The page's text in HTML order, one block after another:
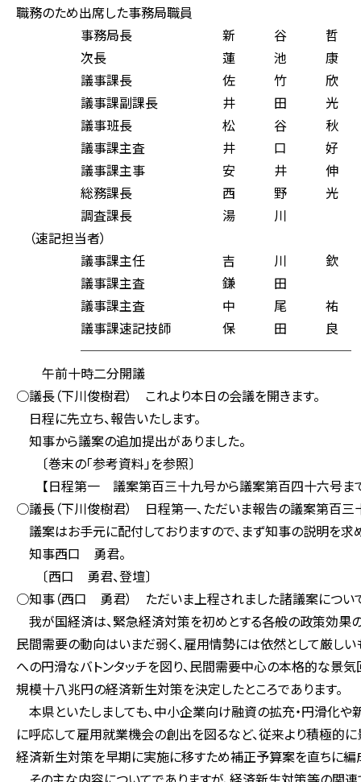
職務のため出席した事務局職員
事務局長 新 谷 哲
次長 蓮 池 康
議事課長 佐 竹 欣
議事課副課長 井 田 光
議事班長 松 谷 秋
議事課主査 井 口 好
議事課主事 安 井 伸
総務課長 西 野 光
調査課長 湯 川
（速記担当者）
議事課主任 吉 川 欽
議事課主査 鎌 田
議事課主査 中 尾 祐
議事課速記技師 保 田 良
─────────────────────
午前十時二分開議
○議長（下川俊樹君） これより本日の会議を開きます。
日程に先立ち、報告いたします。
知事から議案の追加提出がありました。
〔巻末の「参考資料」を参照〕
【日程第一 議案第百三十九号から議案第百四十六号ま
○議長（下川俊樹君） 日程第一、ただいま報告の議案第百三
議案はお手元に配付しておりますので、まず知事の説明を求
知事西口 勇君。
〔西口 勇君、登壇〕
○知事（西口 勇君） ただいま上程されました諸議案について
我が国経済は、緊急経済対策を初めとする各般の政策効果
民間需要の動向はいまだ弱く、雇用情勢には依然として厳し
への円滑なバトンタッチを図り、民間需要中心の本格的な景
規模十八兆円の経済新生対策を決定したところであります。
本県といたしましても、中小企業向け融資の拡充・円滑化
に呼応して雇用就業機会の創出を図るなど、従来より積極的に
経済新生対策を早期に実施に移すため補正予算案を直ちに編